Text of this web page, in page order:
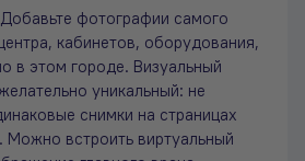
фотографии самого
кабинетов, оборудования,
в этом городе. Визуальный
уникальный: не
снимки на страницах
Можно встроить виртуальный